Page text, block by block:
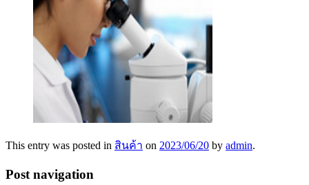
This entry was posted in สินค้า on 2023/06/20 by admin.
Post navigation